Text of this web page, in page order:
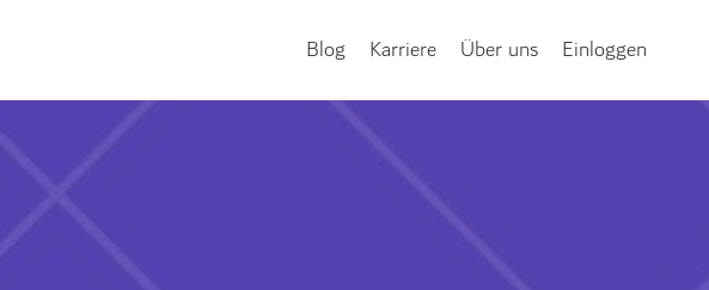
Blog Karriere Über uns Einloggen